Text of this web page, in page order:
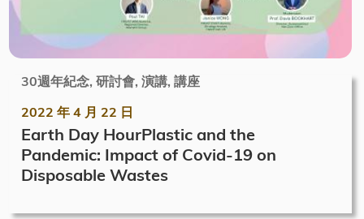
30週年紀念, 研討會, 演講, 講座
2022 年 4 月 22 日
Earth Day HourPlastic and the
Pandemic: Impact of Covid-19 on
Disposable Wastes